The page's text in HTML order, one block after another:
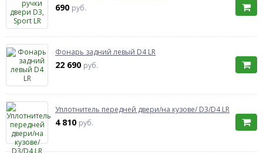
690 руб.
Фонарь задний левый D4 LR
22 690 руб.
Уплотнитель передней двери/на кузове/ D3/D4 LR
4 810 руб.